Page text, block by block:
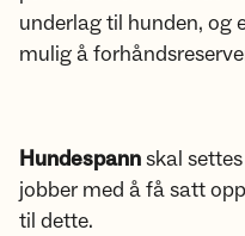
underlag til hunden, og
mulig å
Hundespannskal
jobber med å få satt
til dette.